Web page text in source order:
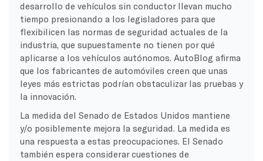
desarrollo de vehículos sin conductor llevan mucho
tiempo presionando a los legisladores para que
flexibilicen las normas de seguridad actuales de la
industria, que supuestamente no tienen por qué
aplicarse a los vehículos autónomos. AutoBlog afirma
que los fabricantes de automóviles creen que unas
leyes más estrictas podrían obstaculizar las pruebas y
la innovación.
La medida del Senado de Estados Unidos mantiene
y/o posiblemente mejora la seguridad. La medida es
una respuesta a estas preocupaciones. El Senado
también espera considerar cuestiones de